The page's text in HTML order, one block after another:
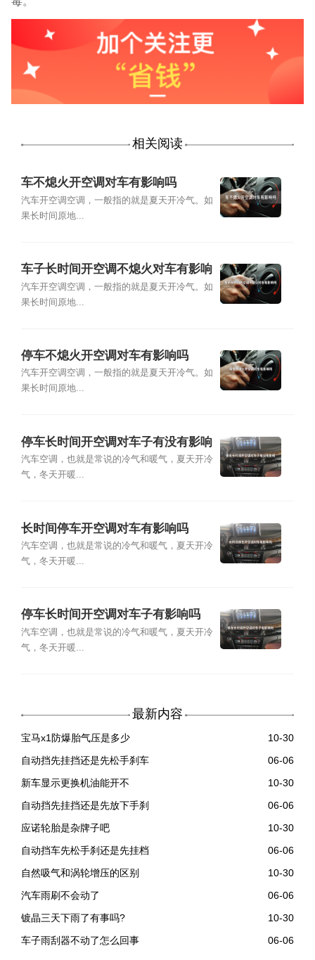
相关阅读
车不熄火开空调对车有影响吗
汽车开空调空调，一般指的就是夏天开冷气。如
果长时间原地...
车子长时间开空调不熄火对车有影响
吗
汽车开空调空调，一般指的就是夏天开冷气。如
果长时间原地...
停车不熄火开空调对车有影响吗
汽车开空调空调，一般指的就是夏天开冷气。如
果长时间原地...
停车长时间开空调对车子有没有影响
汽车空调，也就是常说的冷气和暖气，夏天开冷
气，冬天开暖...
长时间停车开空调对车有影响吗
汽车空调，也就是常说的冷气和暖气，夏天开冷
气，冬天开暖...
停车长时间开空调对车子有影响吗
汽车空调，也就是常说的冷气和暖气，夏天开冷
气，冬天开暖...
最新内容
宝马x1防爆胎气压是多少
10-30
自动挡先挂挡还是先松手刹车
06-06
新车显示更换机油能开不
10-30
自动挡先挂挡还是先放下手刹
06-06
应诺轮胎是杂牌子吧
10-30
自动挡车先松手刹还是先挂档
06-06
自然吸气和涡轮增压的区别
10-30
汽车雨刷不会动了
06-06
镀晶三天下雨了有事吗?
10-30
车子雨刮器不动了怎么回事
06-06